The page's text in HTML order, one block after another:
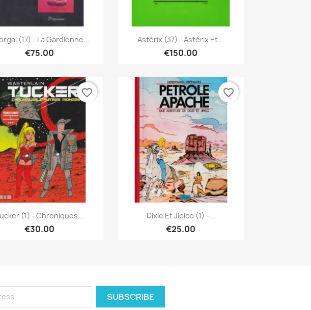
Quick view
(17) - La Gardienne...
€75.00
Quick view
Astérix (37) - Astérix Et...
€150.00
Quick view
(1) - Chroniques...
€30.00
favorite_border
Quick view
Dixie Et Jipico (1) -...
€25.00
favorite_border